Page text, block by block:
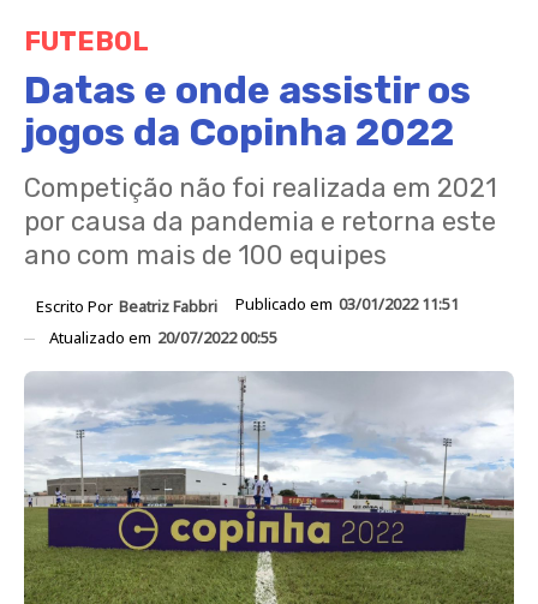
FUTEBOL
Datas e onde assistir os
jogos da Copinha 2022
Competição não foi realizada em 2021
por causa da pandemia e retorna este
ano com mais de 100 equipes
Escrito Por Beatriz Fabbri Publicado em 03/01/2022 11:51
Atualizado em 20/07/2022 00:55